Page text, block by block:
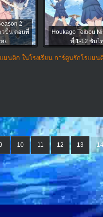
2
วปั้น ตอนที่
ย
Houkago Teibou
ที่ 1-12 ซับไ
มนติก ในโรงเรียน การ์ตูนรักโรแมน
10 11 12 13 14